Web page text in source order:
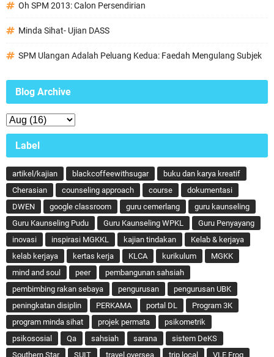
Oh SPM 2013: Calon Persendirian
Minda Sihat- Ujian DASS
SPM Ulangan Adalah Peluang Kedua: Faedah Mengulang Subjek
Blog Archive
Label
artikel/kajian blackcoffeewithsugar
buku dan karya kreatif
Cherasian
counseling approach course
dokumentasi
DWEN
google classroom guru cemerlang
guru kaunseling
Guru Kaunseling Pudu
Guru Kaunseling WPKL
Guru Penyayang
inovasi
inspirasi MGKKL kajian tindakan
Kelab & kerjaya
kelab kerjaya
kertas kerja KLCA kurikulum
MGKK
mind and soul
peer
pembangunan sahsiah
pembimbing rakan sebaya
pengurusan
pengurusan UBK
peningkatan disiplin
PERKAMA portal DL
Program 3K
program minda sihat
projek permata
psikometrik
psikososial
Qa sahsiah sarana
sistem DeKS
Southern Star
SUIT travel oversea trip local
VLE Frog